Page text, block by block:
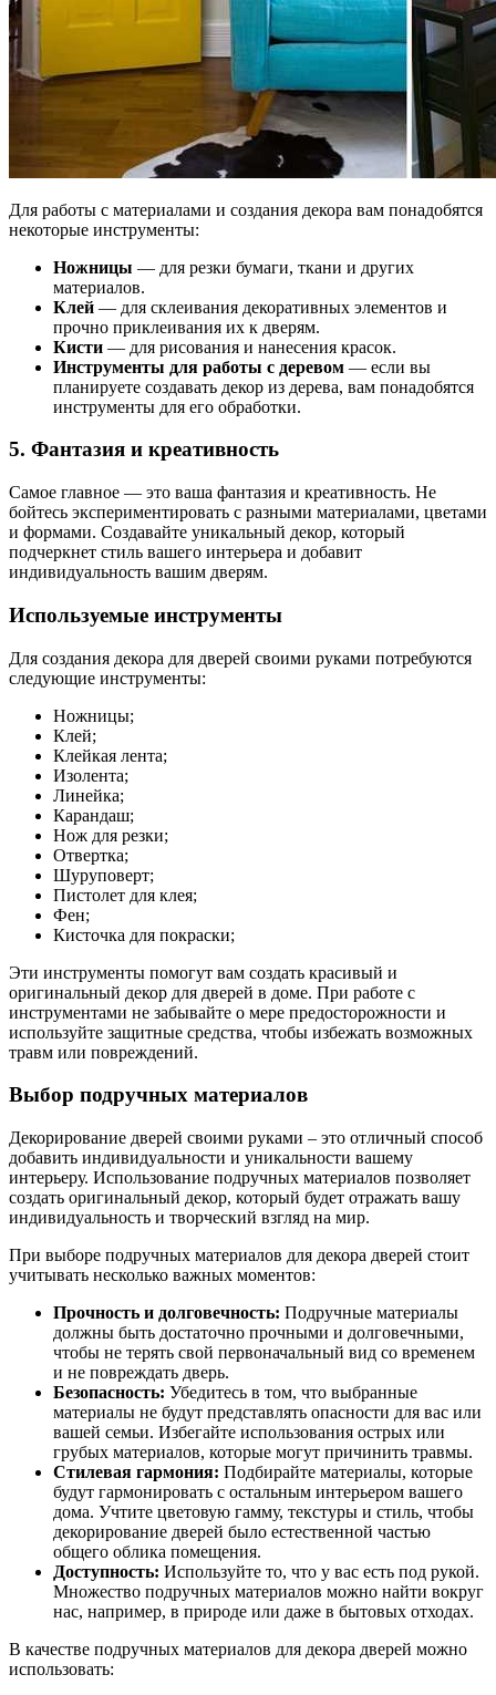
Для работы с материалами и создания декора вам понадобятся
некоторые инструменты:
Ножницы — для резки бумаги, ткани и других
материалов.
Клей — для склеивания декоративных элементов и
прочно приклеивания их к дверям.
Кисти — для рисования и нанесения красок.
Инструменты для работы с деревом — если вы
планируете создавать декор из дерева, вам понадобятся
инструменты для его обработки.
5. Фантазия и креативность
Самое главное — это ваша фантазия и креативность. Не
бойтесь экспериментировать с разными материалами, цветами
и формами. Создавайте уникальный декор, который
подчеркнет стиль вашего интерьера и добавит
индивидуальность вашим дверям.
Используемые инструменты
Для создания декора для дверей своими руками потребуются
следующие инструменты:
Ножницы;
Клей;
Клейкая лента;
Изолента;
Линейка;
Карандаш;
Нож для резки;
Отвертка;
Шуруповерт;
Пистолет для клея;
Фен;
Кисточка для покраски;
Эти инструменты помогут вам создать красивый и
оригинальный декор для дверей в доме. При работе с
инструментами не забывайте о мере предосторожности и
используйте защитные средства, чтобы избежать возможных
травм или повреждений.
Выбор подручных материалов
Декорирование дверей своими руками – это отличный способ
добавить индивидуальности и уникальности вашему
интерьеру. Использование подручных материалов позволяет
создать оригинальный декор, который будет отражать вашу
индивидуальность и творческий взгляд на мир.
При выборе подручных материалов для декора дверей стоит
учитывать несколько важных моментов:
Прочность и долговечность: Подручные материалы
должны быть достаточно прочными и долговечными,
чтобы не терять свой первоначальный вид со временем
и не повреждать дверь.
Безопасность: Убедитесь в том, что выбранные
материалы не будут представлять опасности для вас или
вашей семьи. Избегайте использования острых или
грубых материалов, которые могут причинить травмы.
Стилевая гармония: Подбирайте материалы, которые
будут гармонировать с остальным интерьером вашего
дома. Учтите цветовую гамму, текстуры и стиль, чтобы
декорирование дверей было естественной частью
общего облика помещения.
Доступность: Используйте то, что у вас есть под рукой.
Множество подручных материалов можно найти вокруг
нас, например, в природе или даже в бытовых отходах.
В качестве подручных материалов для декора дверей можно
использовать: